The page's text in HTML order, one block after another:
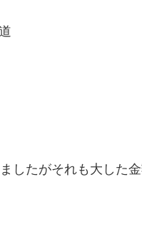
したがそれも大した金